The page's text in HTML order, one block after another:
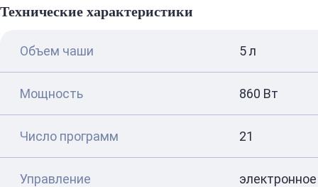
Технические характеристики
Объем чаши 5 л
Мощность 860 Вт
Число программ 21
Управление электронное